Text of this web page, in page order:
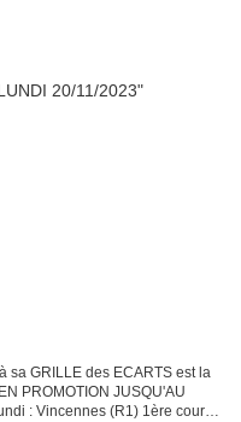
sa GRILLE des ECARTS est la
PROMOTION JUSQU'AU
: Vincennes (R1) 1ère course